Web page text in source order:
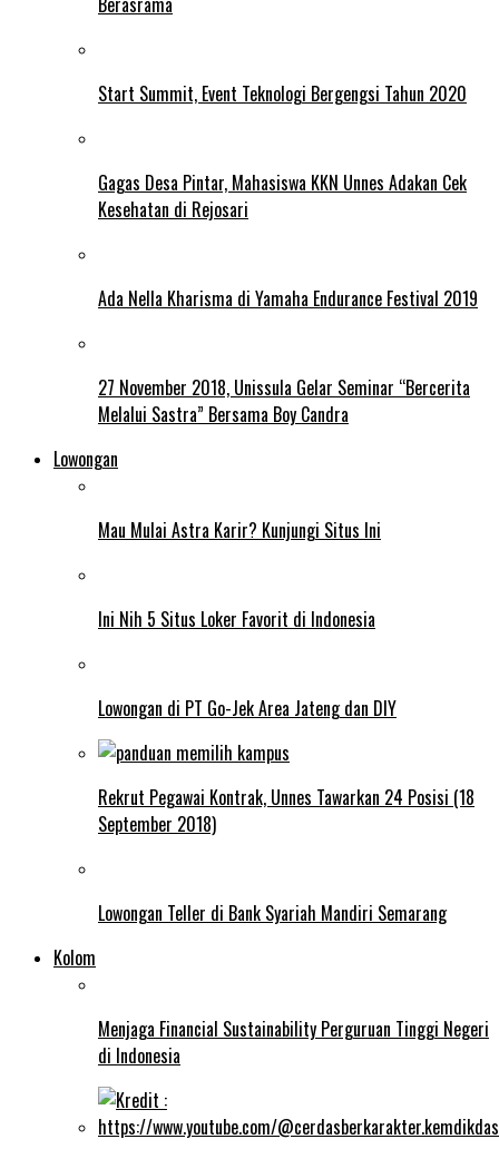
Start Summit, Event Teknologi Bergengsi Tahun 2020
Gagas Desa Pintar, Mahasiswa KKN Unnes Adakan Cek
Kesehatan di Rejosari
Ada Nella Kharisma di Yamaha Endurance Festival 2019
27 November 2018, Unissula Gelar Seminar “Bercerita
Melalui Sastra” Bersama Boy Candra
Lowongan
Mau Mulai Astra Karir? Kunjungi Situs Ini
Ini Nih 5 Situs Loker Favorit di Indonesia
Lowongan di PT Go-Jek Area Jateng dan DIY
Rekrut Pegawai Kontrak, Unnes Tawarkan 24 Posisi (18
September 2018)
Lowongan Teller di Bank Syariah Mandiri Semarang
Kolom
Menjaga Financial Sustainability Perguruan Tinggi Negeri
di Indonesia